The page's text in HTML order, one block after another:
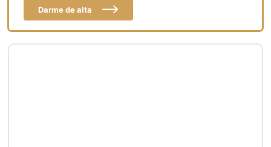
Darme de alta